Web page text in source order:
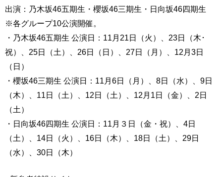
出演：乃木坂46五期生・櫻坂46三期生・日向坂46四期生
※各グループ10公演開催。
・乃木坂46五期生 公演日：11月21日（火）、23日（木･
祝）、25日（土）、26日（日）、27日（月）、12月3日
（日）
・櫻坂46三期生 公演日：11月6日（月）、8日（水）、9日
（木）、11日（土）、12日（土）、12月1日（金）、2日
（土）
・日向坂46四期生 公演日：11月３日（金・祝）、4日
（土）、14日（火）、16日（木）、18日（土）、29日
（水）、30日（木）